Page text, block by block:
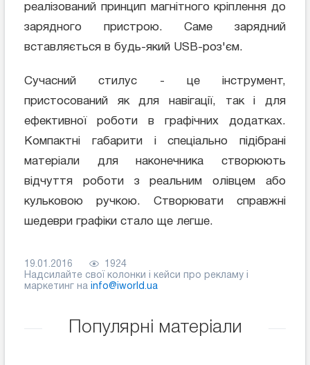
реалізований принцип магнітного кріплення до
зарядного пристрою. Саме зарядний
вставляється в будь-який USB-роз'єм.
Сучасний стилус - це інструмент,
пристосований як для навігації, так і для
ефективної роботи в графічних додатках.
Компактні габарити і спеціально підібрані
матеріали для наконечника створюють
відчуття роботи з реальним олівцем або
кульковою ручкою. Створювати справжні
шедеври графіки стало ще легше.
19.01.2016
1924
Надсилайте свої колонки і кейси про рекламу і
маркетинг на info@iworld.ua
Популярні матеріали